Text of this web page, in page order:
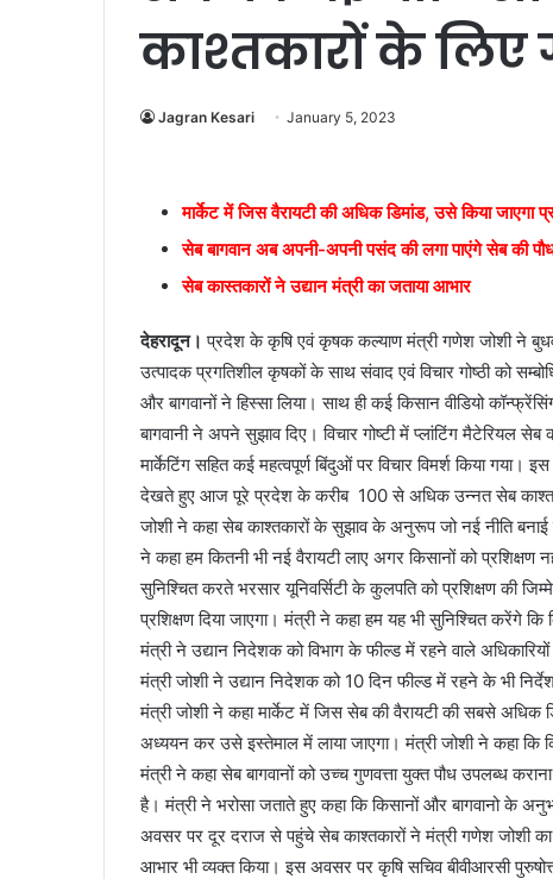
काश्तकारों के
Jagran Kesari January 5, 2023
मार्केट में जिस वैरायटी की अधिक डिमांड, उसे किया जाएगा
सेब बागवान अब अपनी-अपनी पसंद की लगा पाएंगे सेब की
सेब कास्तकारों ने उद्यान मंत्री का जताया आभार
देहरादून। प्रदेश के कृषि एवं कृषक कल्याण मंत्री गणेश जोशी ने
उत्पादक प्रगतिशील कृषकों के साथ संवाद एवं विचार गोष्ठी को
और बागवानों ने हिस्सा लिया। साथ ही कई किसान वीडियो
बागवानी ने अपने सुझाव दिए। विचार गोष्टी में प्लांटिंग मैटेरियल
मार्केटिंग सहित कई महत्वपूर्ण बिंदुओं पर विचार विमर्श किया
देखते हुए आज पूरे प्रदेश के करीब 100 से अधिक उन्नत सेब
जोशी ने कहा सेब काश्तकारों के सुझाव के अनुरूप जो नई नीति बनाई
ने कहा हम कितनी भी नई वैरायटी लाए अगर किसानों को प्रशिक्षण
सुनिश्चित करते भरसार यूनिवर्सिटी के कुलपति को प्रशिक्षण की
प्रशिक्षण दिया जाएगा। मंत्री ने कहा हम यह भी सुनिश्चित करेंगे कि
मंत्री ने उद्यान निदेशक को विभाग के फील्ड में रहने वाले
मंत्री जोशी ने उद्यान निदेशक को 10 दिन फील्ड में रहने के भी
मंत्री जोशी ने कहा मार्केट में जिस सेब की वैरायटी की सबसे अधिक
अध्ययन कर उसे इस्तेमाल में लाया जाएगा। मंत्री जोशी ने कहा कि
मंत्री ने कहा सेब बागवानों को उच्च गुणवत्ता युक्त पौध उपलब्ध
है। मंत्री ने भरोसा जताते हुए कहा कि किसानों और बागवानो के
अवसर पर दूर दराज से पहुंचे सेब काश्तकारों ने मंत्री गणेश जोशी
आभार भी व्यक्त किया। इस अवसर पर कृषि सचिव बीवीआरसी